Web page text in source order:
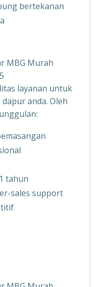
bertekanan
MBG Murah
layanan untuk
anda. Oleh
tahun
sales support